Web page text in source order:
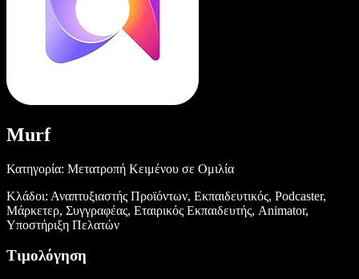
Murf
Κατηγορία: Μετατροπή Κειμένου σε Ομιλία
Κλάδοι: Αναπτυξιαστής Προϊόντων, Εκπαιδευτικός, Podcaster,
Μάρκετερ, Συγγραφέας, Εταιρικός Εκπαιδευτής, Animator,
Υποστήριξη Πελατών
Τιμολόγηση